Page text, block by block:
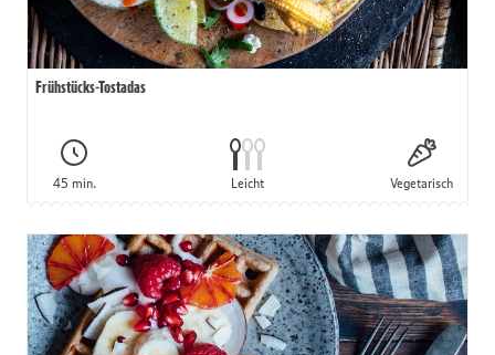
Frühstücks-Tostadas
45 min. Leicht Vegetarisch